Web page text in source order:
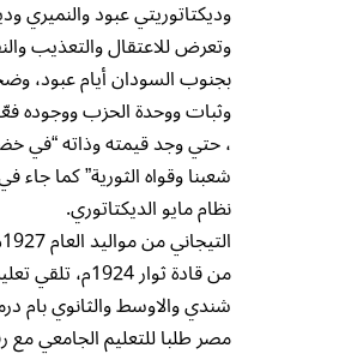
وديكتاتوريتي عبود والنميري
وتعرض للاعتقال والتعذيب
بجنوب السودان أيام عبود،
وثبات ووحدة الحزب ووجوده
، حتي وجد قيمته وذاته “في
شعبنا وقواه الثورية” كما
نظام مايو الديكتاتوري.
من قادة ثوار
شندي والاوسط والثانوي بام
مصر طلبا للتعليم الجامعي مع